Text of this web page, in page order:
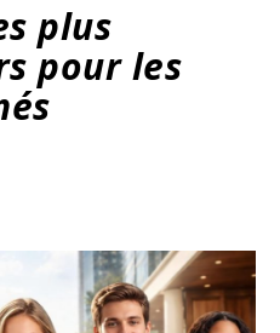
plus
pour les